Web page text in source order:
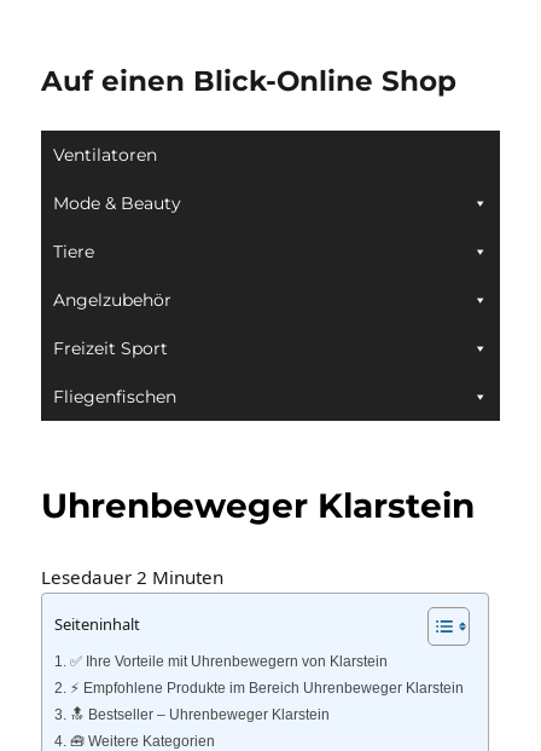
Auf einen Blick-Online Shop
Ventilatoren
Mode & Beauty
Tiere
Angelzubehör
Freizeit Sport
Fliegenfischen
Uhrenbeweger Klarstein
Lesedauer 2 Minuten
Seiteninhalt
✅ Ihre Vorteile mit Uhrenbewegern von Klarstein
⚡️ Empfohlene Produkte im Bereich Uhrenbeweger Klarstein
🔝 Bestseller – Uhrenbeweger Klarstein
🧰 Weitere Kategorien